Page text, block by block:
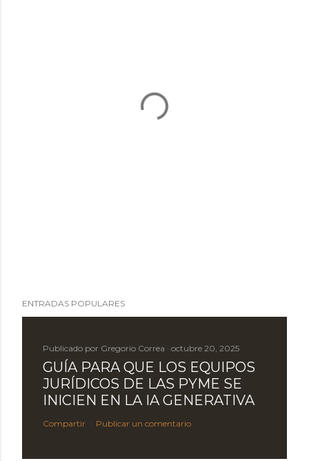
ENTRADAS POPULARES
Publicado por Gregorio Correa octubre 20, 2025
GUÍA PARA QUE LOS EQUIPOS
JURÍDICOS DE LAS PYME SE
INICIEN EN LA IA GENERATIVA
Compartir Publicar un comentario